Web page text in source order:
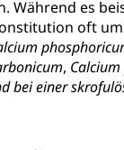
Während es
oft um
,
bei einer